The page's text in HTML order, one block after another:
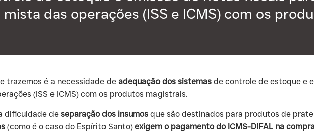
mista das operações (ISS e ICMS) com os
trazemos é a necessidade de adequação dos sistemas de controle de estoque e
(ISS e ICMS) com os produtos magistrais.
dificuldade de separação dos insumos que são destinados para produtos de
(como é o caso do Espírito Santo) exigem o pagamento do ICMS-DIFAL na